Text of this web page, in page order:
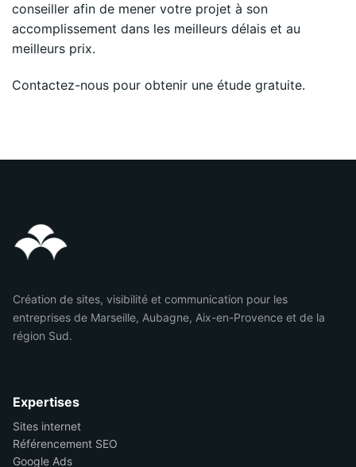
conseiller afin de mener votre projet à son
accomplissement dans les meilleurs délais et au
meilleurs prix.
Contactez-nous pour obtenir une étude gratuite.
Création de sites, visibilité et communication pour les
entreprises de Marseille, Aubagne, Aix-en-Provence et de la
région Sud.
Expertises
Sites internet
Référencement SEO
Google Ads